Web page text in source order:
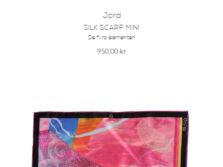
Jord
SILK SCARF MINI
De fyra elementen
950.00 kr